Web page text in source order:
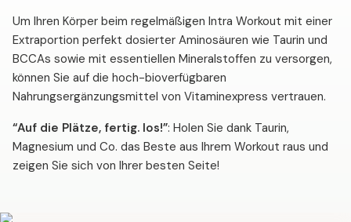
Um Ihren Körper beim regelmäßigen Intra Workout mit einer
Extraportion perfekt dosierter Aminosäuren wie Taurin und
BCCAs sowie mit essentiellen Mineralstoffen zu versorgen,
können Sie auf die hoch-bioverfügbaren
Nahrungsergänzungsmittel von Vitaminexpress vertrauen.
“Auf die Plätze, fertig. los!”: Holen Sie dank Taurin,
Magnesium und Co. das Beste aus Ihrem Workout raus und
zeigen Sie sich von Ihrer besten Seite!